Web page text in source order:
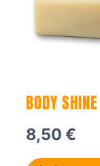
BODY SHINE
8,50 €